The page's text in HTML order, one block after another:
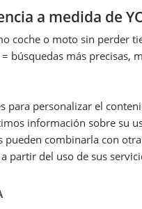
cv
a medida de
coche o moto sin perder
búsquedas más precisas,
para personalizar el
información sobre su
pueden combinarla con
partir del uso de sus